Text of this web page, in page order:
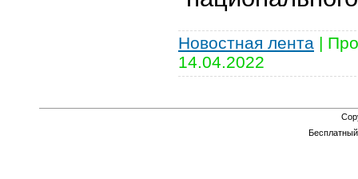
Новостная лента |
14.04.2022